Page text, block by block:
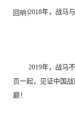
2018年，战马与LPL一齐沐浴荣光。蓬勃的心跳，至今还在回响！
2019年，战马
员一起，见证中国
巅！